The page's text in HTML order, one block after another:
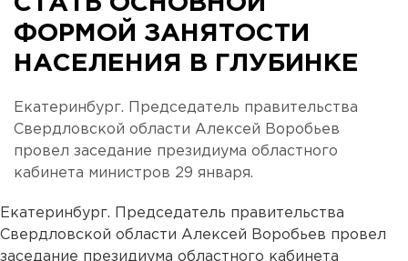
ФОРМОЙ ЗАНЯТОСТИ
НАСЕЛЕНИЯ В ГЛУБИНКЕ
Екатеринбург. Председатель правительства
Свердловской области Алексей Воробьев
провел заседание президиума областного
кабинета министров 29 января.
Екатеринбург. Председатель правительства
Свердловской области Алексей Воробьев провел
заседание президиума областного кабинета